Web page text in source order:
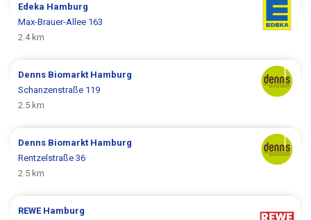
Edeka Hamburg
Max-Brauer-Allee 163
2.4 km
Denns Biomarkt Hamburg
Schanzenstraße 119
2.5 km
Denns Biomarkt Hamburg
Rentzelstraße 36
2.5 km
REWE Hamburg